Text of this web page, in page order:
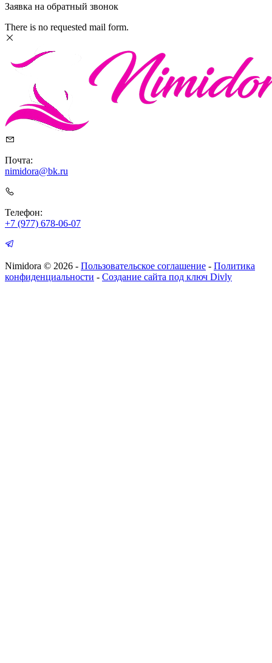
Заявка на обратный звонок
There is no requested mail form.
Почта:
nimidora@bk.ru
Телефон:
+7 (977) 678-06-07
Nimidora © 2026 - Пользовательское соглашение - Политика
конфиденциальности - Создание сайта под ключ Divly